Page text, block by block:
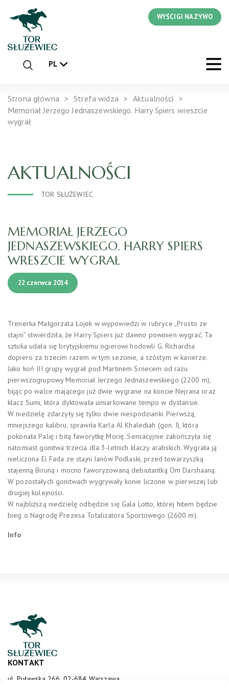
WYŚCIGI NA ŻYWO
PL
Strona główna Strefa widza
Aktualności
Memoriał Jerzego Jednaszewskiego. Harry Spiers wreszcie
wygrał
AKTUALNOŚCI
TOR SŁUŻEWIEC
MEMORIAŁ JERZEGO
JEDNASZEWSKIEGO. HARRY SPIERS
WRESZCIE WYGRAŁ
22 czerwca 2014
Trenerka Małgorzata Łojek w wypowiedzi w rubryce „Prosto ze
stajni” stwierdziła, że Harry Spiers już dawno powinien wygrać. Ta
sztuka udała się brytyjskiemu ogierowi hodowli G. Richardsa
dopiero za trzecim razem w tym sezonie, a szóstym w karierze.
Jako koń III grupy wygrał pod Martinem Srnecem od razu
pierwszogrupowy Memoriał Jerzego Jednaszewskiego (2200 m),
bijąc po walce mającego już dwie wygrane na koncie Nejrana oraz
klacz Sumi, która dyktowała umiarkowane tempo w dystansie.
W niedzielę zdarzyły się tylko dwie niespodzianki. Pierwszą,
mniejszego kalibru, sprawiła Karla Al Khalediah (gon. I), która
pokonała Palię i bitą faworytkę Morię. Sensacyjnie zakończyła się
natomiast gonitwa trzecia dla 3-letnich klaczy arabskich. Wygrała ją
nieliczona El Fada ze stajni Janów Podlaski, przed towarzyszką
stajenną Biruną i mocno faworyzowaną debiutantką Om Darshaaną.
W pozostałych gonitwach wygrywały konie liczone w pierwszej lub
drugiej kolejności.
W najbliższą niedzielę odbędzie się Gala Lotto, której hitem będzie
bieg o Nagrodę Prezesa Totalizatora Sportowego (2600 m).
Info
KONTAKT
ul. Puławska 266, 02-684 Warszawa